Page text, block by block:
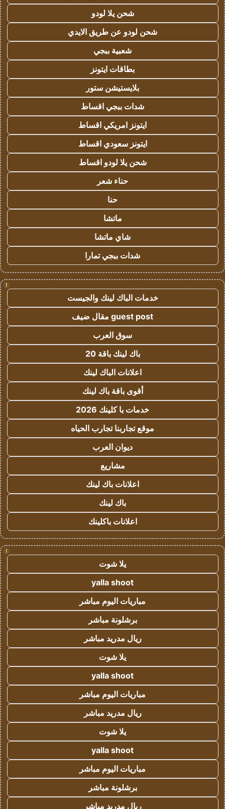
شحن يلا لودو
شحن لودو عن طريق الايدي
شعبية ببجي
بطاقات ايتونز
بلايستيشن ستور
شدات ببجي اقساط
ايتونز امريكي اقساط
ايتونز سعودي اقساط
شحن يلا لودو اقساط
حناء شعر
حنا
ماتشا
شاي ماتشا
شدات ببجي تمارا
!
خدمات الباك لينك والجيست
guest post مقال ضيف
سوق العرب
باك لينك باقة 20
اعلانات الباك لينك
أقوى باقة باك لينك
خدمات با كلينك 2026
موقع تجاربنا تجارب الحياه
ديوان العرب
مشاريع
اعلانات باك لينك
باك لينك
اعلانات باكلينك
!
يلا شوت
yalla shoot
مباريات اليوم مباشر
برشلونة مباشر
ريال مدريد مباشر
يلا شوت
yalla shoot
مباريات اليوم مباشر
ريال مدريد مباشر
يلا شوت
yalla shoot
مباريات اليوم مباشر
برشلونة مباشر
ريال مدريد مباشر